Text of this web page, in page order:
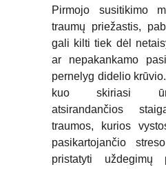
Pirmojo susitikimo
traumų priežastis,
gali kilti tiek dėl
ar nepakankamo
pernelyg didelio
kuo skiriasi
atsirandančios
traumos, kurios
pasikartojančio
pristatyti